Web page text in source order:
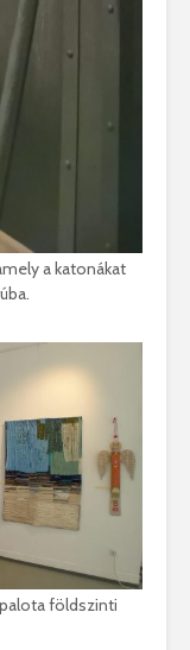
a katonákat
földszinti